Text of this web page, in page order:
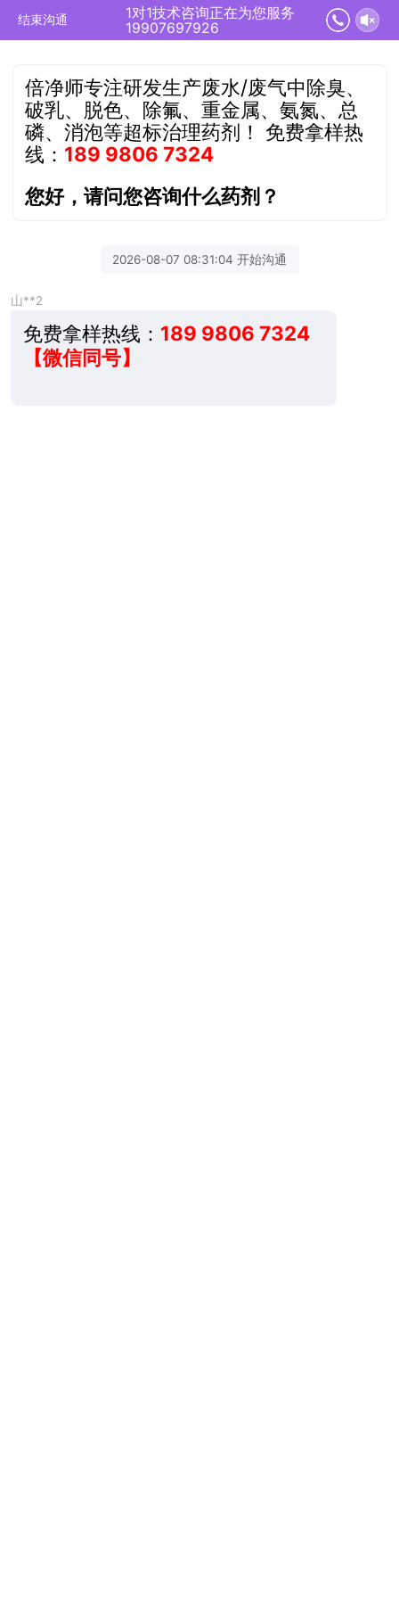
结束沟通
1对1技术咨询正在为您服务
19907697926
倍净师专注研发生产废水/废气中除臭、
破乳、脱色、除氟、重金属、氨氮、总
磷、消泡等超标治理药剂！ 免费拿样热
线： 189 9806 7324
您好，请问您咨询什么药剂？
2026-08-07 08:31:04 开始沟通
山**2
免费拿样热线： 189 9806 7324
【微信同号】